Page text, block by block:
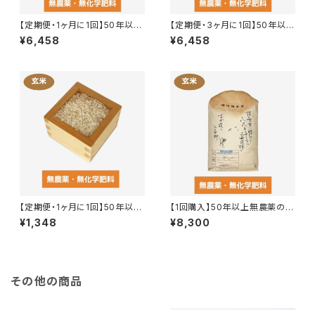
【定期便・1ヶ月に1回】50年以上
無農薬の玄米 5kg
¥6,458
【定期便・3ヶ月に1回】50年以上
無農薬の玄米 5kg
¥6,458
【定期便・1ヶ月に1回】50年以上
無農薬の玄米 1kg〜4kg
¥1,348
【1回購入】50年以上無農薬の玄
米 5kg
¥8,300
その他の商品